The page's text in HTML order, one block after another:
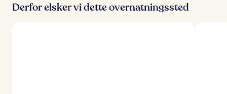
Derfor elsker vi dette overnatningssted